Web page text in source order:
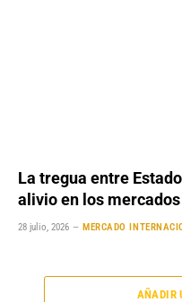
La tregua entre
alivio en los
28 julio, 2026 MERCADO
AÑADIR